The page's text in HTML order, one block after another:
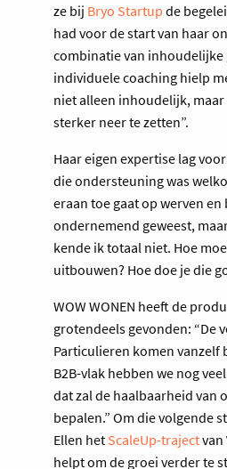
ze bij Bryo Startup de
had voor de start van haar
combinatie van inhoudelijke
individuele coaching hielp
niet alleen inhoudelijk,
sterker neer te zetten”.
Haar eigen expertise lag
die ondersteuning was
eraan toe gaat op werven
ondernemend geweest,
kende ik totaal niet. Hoe
uitbouwen? Hoe doe je die
WOW WONEN heeft de
grotendeels gevonden: “De
Particulieren komen vanzelf
B2B-vlak hebben we nog
dat zal de haalbaarheid van
bepalen.” Om die volgende
Ellen het ScaleUp-trajectvan
helpt om de groei verder te